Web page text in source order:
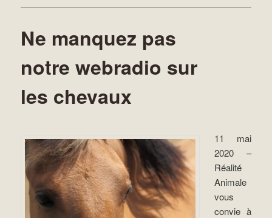
Ne manquez pas
notre webradio sur
les chevaux
11 mai
2020 –
Réalité
Animale
vous
convie à